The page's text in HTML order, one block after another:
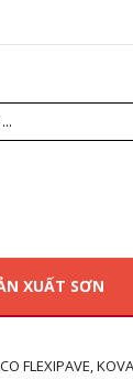
XUẤT SƠN
FLEXIPAVE,